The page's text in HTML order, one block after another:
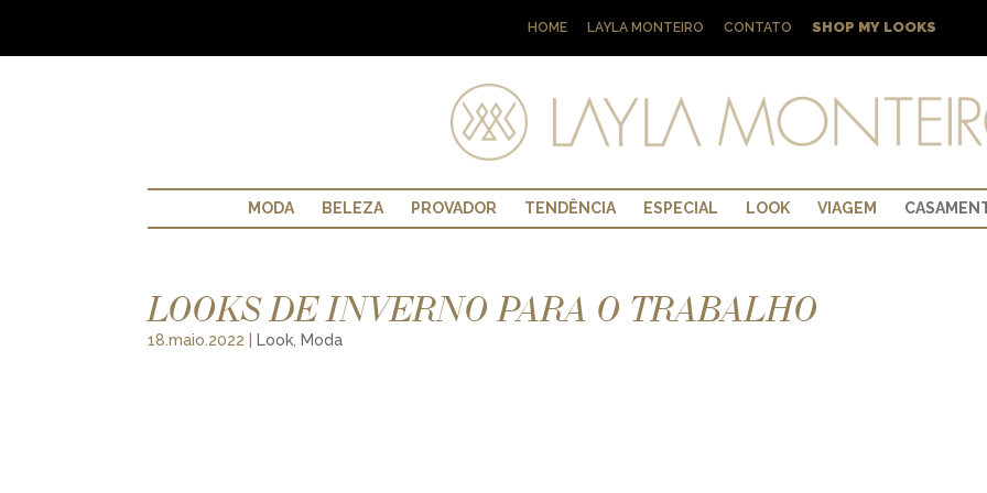
HOME LAYLA MONTEIRO CONTATO SHOP MY LOOKS
MODA BELEZA PROVADOR TENDÊNCIA ESPECIAL LOOK VIAGEM
LOOKS DE INVERNO PARA O TRABALHO
18.maio.2022 Look, Moda